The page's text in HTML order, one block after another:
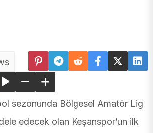
sezonunda Bölgesel Amatör Lig
edecek olan Keşanspor’un ilk